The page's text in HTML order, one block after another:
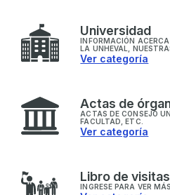
Universidad
INFORMACIÓN
LA UNHEVAL,
Ver categoría
Actas de
ACTAS DE CONSEJO
FACULTAD, ETC.
Ver categoría
Libro de visitas
INGRESE PARA VER